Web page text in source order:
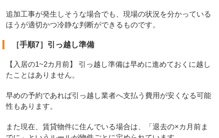
追加工事が発生しそうな場合でも、現場の状況を分かっている
ほうが適切かつ冷静な判断ができるものです。
［手順7］引っ越し準備
【入居の1~2カ月前】 引っ越し準備は早めに進めておくに越し
たことはありません。
早めの予約であれば引っ越し業者へ支払う費用が安くなる可能
性もあります。
また現在、賃貸物件に住んでいる場合は、「退去の×カ月前ま